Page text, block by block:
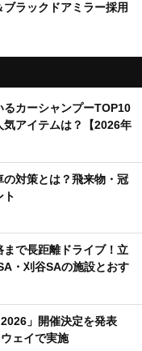
ラックドアミラー採用
るカーシャンプーTOP10
気アイテムは？【2026年
対策とは？飛来物・冠
ト
まで長距離ドライブ！立
・刈谷SAの施設とおす
」開催決定を発表
ェイで実施